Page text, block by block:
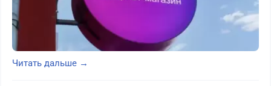
Читать дальше →